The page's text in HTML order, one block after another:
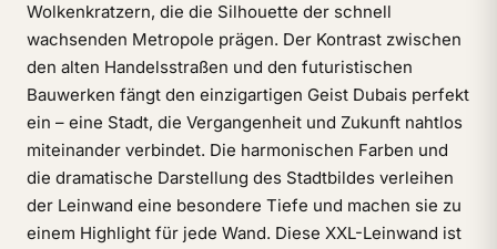
Wolkenkratzern, die die Silhouette der schnell
wachsenden Metropole prägen. Der Kontrast zwischen
den alten Handelsstraßen und den futuristischen
Bauwerken fängt den einzigartigen Geist Dubais perfekt
ein – eine Stadt, die Vergangenheit und Zukunft nahtlos
miteinander verbindet. Die harmonischen Farben und
die dramatische Darstellung des Stadtbildes verleihen
der Leinwand eine besondere Tiefe und machen sie zu
einem Highlight für jede Wand. Diese XXL-Leinwand ist